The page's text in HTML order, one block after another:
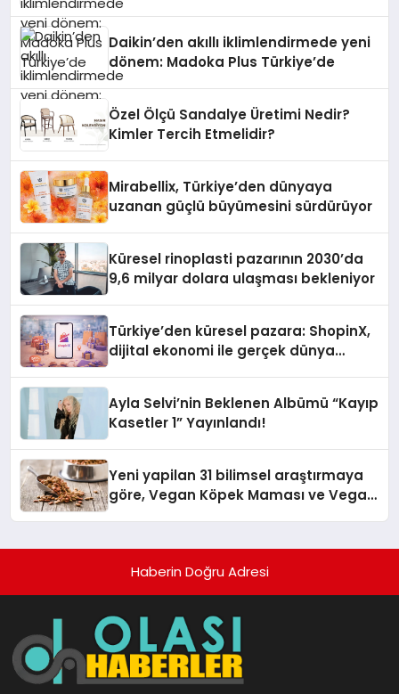
Daikin’den akıllı iklimlendirmede yeni
dönem: Madoka Plus Türkiye’de
Özel Ölçü Sandalye Üretimi Nedir?
Kimler Tercih Etmelidir?
Mirabellix, Türkiye’den dünyaya
uzanan güçlü büyümesini sürdürüyor
Küresel rinoplasti pazarının 2030’da
9,6 milyar dolara ulaşması bekleniyor
Türkiye’den küresel pazara: ShopinX,
dijital ekonomi ile gerçek dünya
Ayla Selvi’nin Beklenen Albümü “Kayıp
Kasetler 1” Yayınlandı!
Yeni yapilan 31 bilimsel araştırmaya
göre, Vegan Köpek Maması ve Vegan
Haberin Doğru Adresi